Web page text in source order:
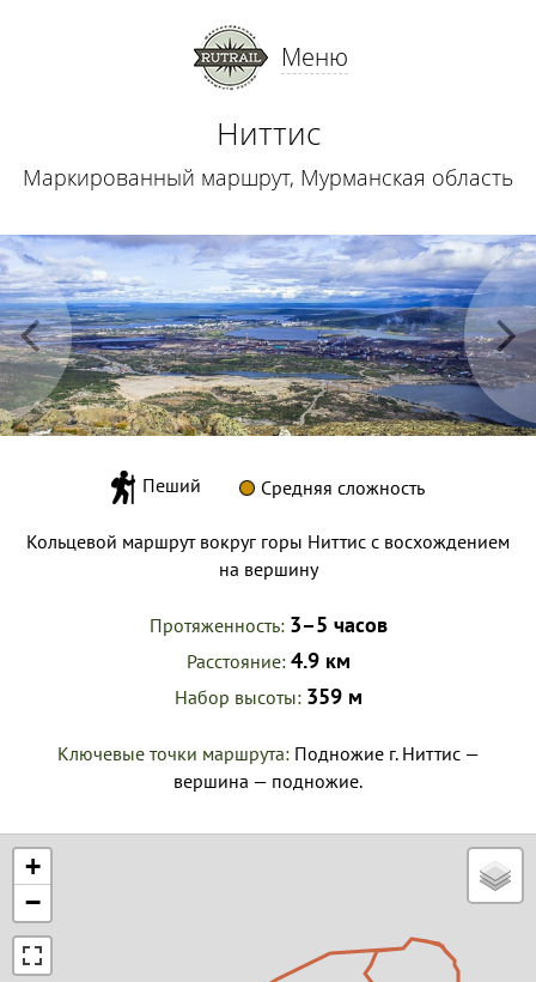
Меню
Ниттис
Маркированный маршрут, Мурманская область
Пеший Средняя сложность
Кольцевой маршрут вокруг горы Ниттис с восхождением
на вершину
Протяженность 3–5 часов
Расстояние 4.9 км
Набор высоты 359 м
Ключевые точки маршрута: Подножие г. Ниттис —
вершина — подножие.
+
−